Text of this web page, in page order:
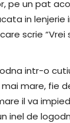
pe un pat
in lenjerie
scrie
intr-o
mare, fie
il va
inel de